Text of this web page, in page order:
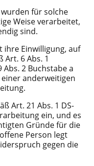
für solche
Weise verarbeitet,
sind.
Einwilligung, auf
Art. 6 Abs. 1
Abs. 2 Buchstabe a
einer anderweitigen
Art. 21 Abs. 1 DS-
ein, und es
Gründe für die
Person legt
gegen die